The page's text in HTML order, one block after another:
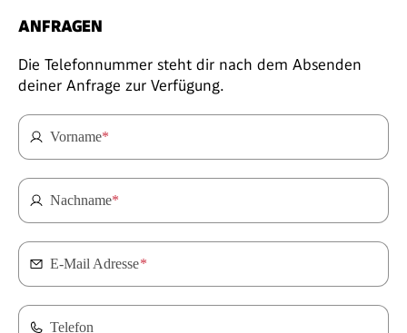
ANFRAGEN
Die Telefonnummer steht dir nach dem Absenden
deiner Anfrage zur Verfügung.
Vorname*
Nachname*
E-Mail Adresse*
Telefon